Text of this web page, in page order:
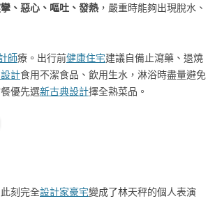
、惡心、嘔吐、發熱，嚴重時能夠出現脫水、
師療。出行前健康住宅建議自備止瀉藥、退燒
計食用不潔食品、飲用生水，淋浴時盡量避免
優先選新古典設計擇全熟菜品。
刻完全設計家豪宅變成了林天秤的個人表演